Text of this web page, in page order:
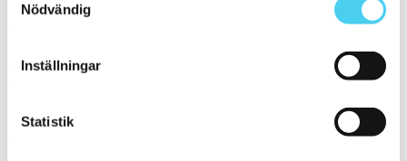
Nödvändig
Inställningar
Statistik
Storlek:15x15 cm
Matt,Slät